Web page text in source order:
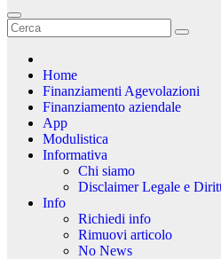
Home
Finanziamenti Agevolazioni
Finanziamento aziendale
App
Modulistica
Informativa
Chi siamo
Disclaimer Legale e
Info
Richiedi info
Rimuovi articolo
No News